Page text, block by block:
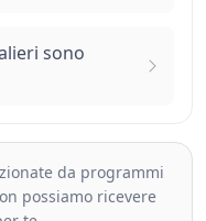
sono
da programmi
possiamo ricevere